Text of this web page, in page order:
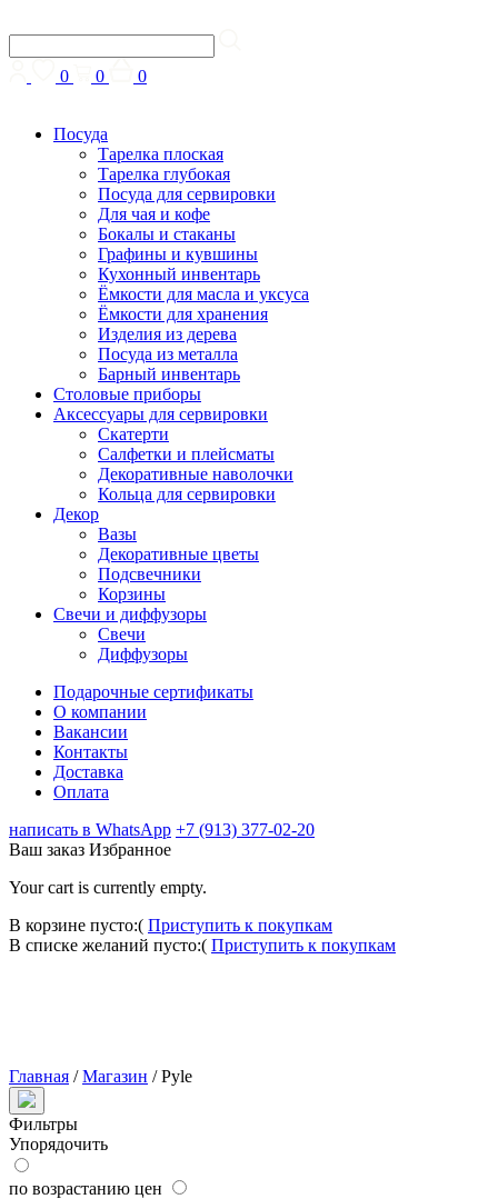
0 0 0
Посуда
Тарелка плоская
Тарелка глубокая
Посуда для сервировки
Для чая и кофе
Бокалы и стаканы
Графины и кувшины
Кухонный инвентарь
Ёмкости для масла и уксуса
Ёмкости для хранения
Изделия из дерева
Посуда из металла
Барный инвентарь
Столовые приборы
Аксессуары для сервировки
Скатерти
Cалфетки и плейсматы
Декоративные наволочки
Кольца для сервировки
Декор
Вазы
Декоративные цветы
Подсвечники
Корзины
Свечи и диффузоры
Свечи
Диффузоры
Подарочные сертификаты
О компании
Вакансии
Контакты
Доставка
Оплата
написать в WhatsApp +7 (913) 377-02-20
Ваш заказ Избранное
Your cart is currently empty.
В корзине пусто:( Приступить к покупкам
В списке желаний пусто:( Приступить к покупкам
Главная /Магазин /Pyle
Фильтры
Упорядочить
по возрастанию цен